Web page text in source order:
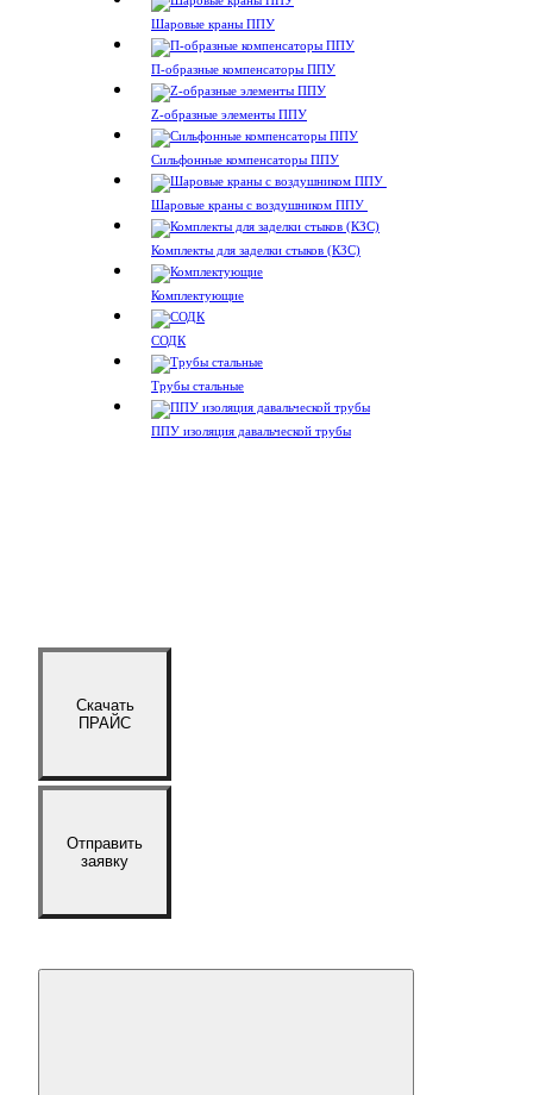
Шаровые краны ППУ
П-образные компенсаторы ППУ
Z-образные элементы ППУ
Сильфонные компенсаторы ППУ
Шаровые краны с воздушником ППУ
Комплекты для заделки стыков (КЗС)
Комплектующие
СОДК
Трубы стальные
ППУ изоляция давальческой трубы
Скачать
ПРАЙС
Отправить
заявку